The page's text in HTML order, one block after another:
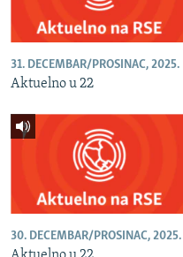
31. DECEMBAR/PROSINAC, 2025.
Aktuelno u 22
30. DECEMBAR/PROSINAC, 2025.